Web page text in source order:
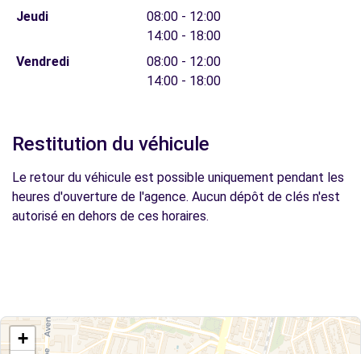
Jeudi
08:00 - 12:00
14:00 - 18:00
Vendredi
08:00 - 12:00
14:00 - 18:00
Restitution du véhicule
Le retour du véhicule est possible uniquement pendant les
heures d'ouverture de l'agence. Aucun dépôt de clés n'est
autorisé en dehors de ces horaires.
+